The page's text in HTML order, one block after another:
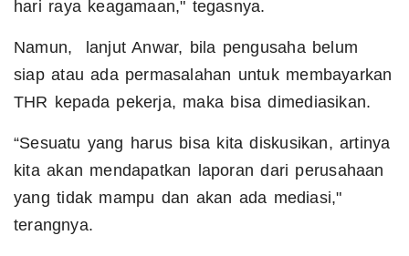
hari raya keagamaan," tegasnya.
Namun, lanjut Anwar, bila pengusaha belum
siap atau ada permasalahan untuk membayarkan
THR kepada pekerja, maka bisa dimediasikan.
“Sesuatu yang harus bisa kita diskusikan, artinya
kita akan mendapatkan laporan dari perusahaan
yang tidak mampu dan akan ada mediasi,"
terangnya.